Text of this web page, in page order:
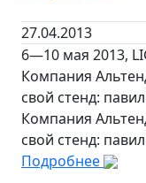
27.04.2013
6—10 мая 2013,
Компания
свой стенд:
Компания
свой стенд:
Подробнее